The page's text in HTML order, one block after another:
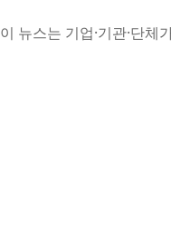
이 뉴스는 기업·기관·단